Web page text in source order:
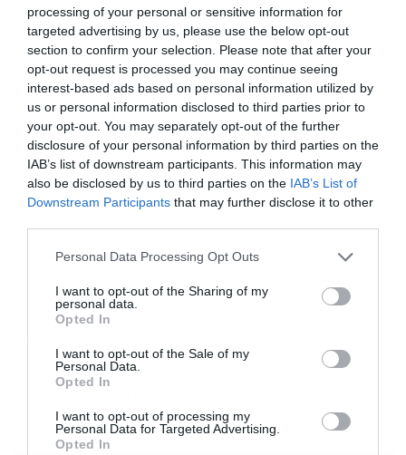
processing of your personal or sensitive information for
targeted advertising by us, please use the below opt-out
section to confirm your selection. Please note that after your
opt-out request is processed you may continue seeing
interest-based ads based on personal information utilized by
us or personal information disclosed to third parties prior to
your opt-out. You may separately opt-out of the further
disclosure of your personal information by third parties on the
IAB’s list of downstream participants. This information may
also be disclosed by us to third parties on the IAB’s List of
Downstream Participants that may further disclose it to other
Personal Data Processing Opt Outs
I want to opt-out of the Sharing of my
personal data.
Opted In
I want to opt-out of the Sale of my
Personal Data.
Opted In
I want to opt-out of processing my
Personal Data for Targeted Advertising.
Opted In
13:33 Η Ελλάδα κερδίζει τους Ευρωπαίους ανταγωνιστές
στον τομέα των εξαγωγών: Άνοδος μεριδίων σε 9 από
11 κλάδους
12:54
Μεγάλη έξοδος των εκδρομέων του Αυγούστου:
Πάνω από 100.000 επιβάτες φεύγουν από Πειραιά,
Ραφήνα, Λαύριο
12:28
Αραγτσί: Στον πάγο η συμφωνία που καθορίζει νέες
όρισε ο Νίκος Χαρδαλιάς
λίγο σύγκρουση στο αεροδρόμιο του Σίδνεϊ
Aramco στη Σαουδική Αραβία